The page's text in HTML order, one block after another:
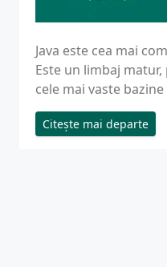
Java este cea mai
Este un limbaj
cele mai vaste
Citește mai departe